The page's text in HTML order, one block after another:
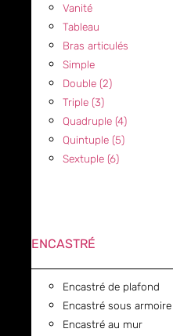
Vanité
Tableau
Bras articulés
Simple
Double (2)
Triple (3)
Quadruple (4)
Quintuple (5)
Sextuple (6)
ENCASTRÉ
Encastré de plafond
Encastré sous armoire
Encastré au mur